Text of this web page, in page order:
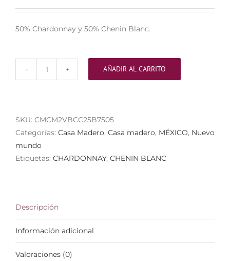
50% Chardonnay y 50% Chenin Blanc.
Casa
AÑADIR AL CARRITO
SKU: CMCM2VBCC25B7505
Categorías: Casa Madero, Casa madero, MÉXICO, Nuevo
mundo
Etiquetas: CHARDONNAY, CHENIN BLANC
Descripción
Información adicional
Valoraciones (0)